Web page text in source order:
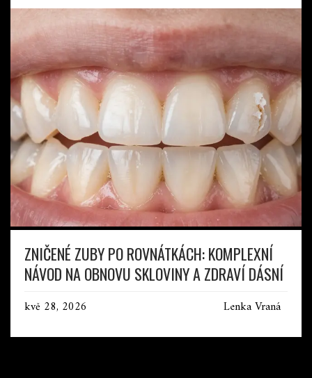
ZNIČENÉ ZUBY PO ROVNÁTKÁCH: KOMPLEXNÍ
NÁVOD NA OBNOVU SKLOVINY A ZDRAVÍ DÁSNÍ
kvě 28, 2026 Lenka Vraná